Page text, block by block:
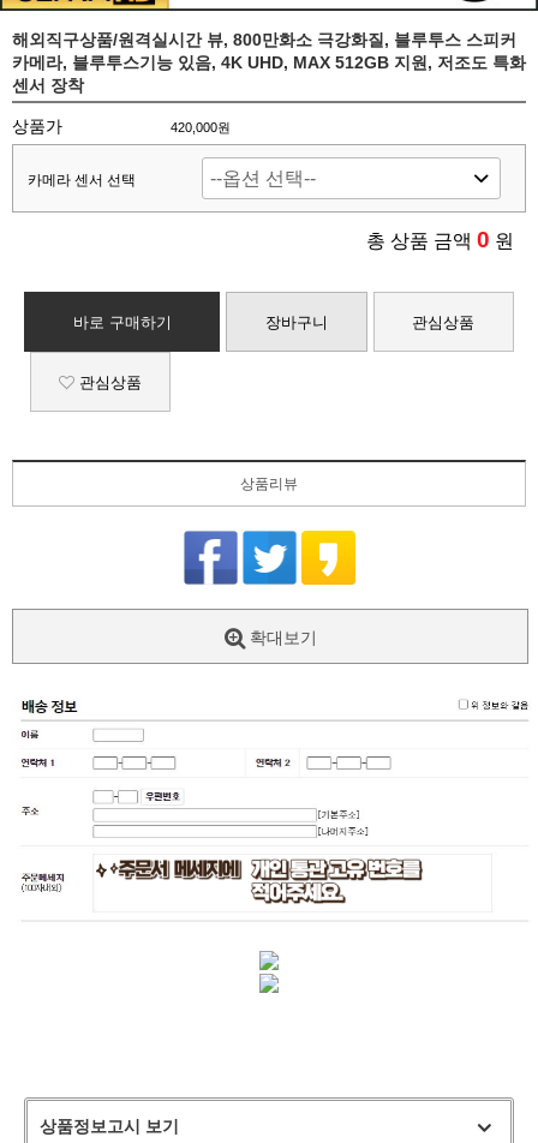
해외직구상품/원격실시간 뷰, 800만화소 극강화질, 블루투스 스피커
카메라, 블루투스기능 있음, 4K UHD, MAX 512GB 지원, 저조도 특화
센서 장착
상품가 420,000원
카메라 센서 선택
총 상품 금액 0 원
바로 구매하기 장바구니 관심상품
관심상품
상품리뷰
확대보기
상품정보고시 보기